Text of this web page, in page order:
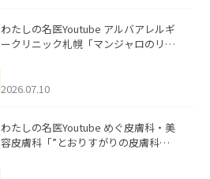
わたしの名医Youtube アルバアレルギ
ークリニック札幌「マンジャロのリア
た。
2026.07.10
わたしの名医Youtube めぐ皮膚科・美
容皮膚科「”とおりすがりの皮膚科